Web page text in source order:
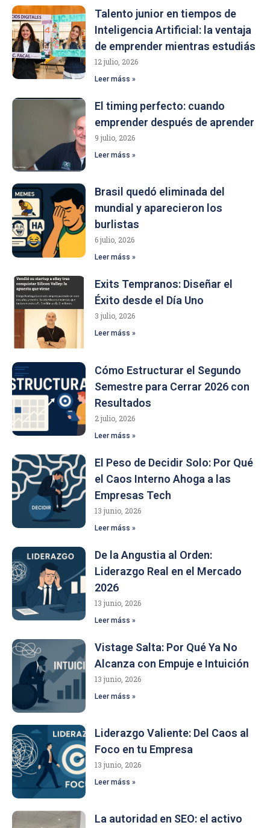
Talento junior en tiempos de
Inteligencia Artificial: la ventaja
de emprender mientras estudiás
12 julio, 2026
Leer máss »
El timing perfecto: cuando
emprender después de aprender
9 julio, 2026
Leer máss »
Brasil quedó eliminada del
mundial y aparecieron los
burlistas
6 julio, 2026
Leer máss »
Exits Tempranos: Diseñar el
Éxito desde el Día Uno
3 julio, 2026
Leer máss »
Cómo Estructurar el Segundo
Semestre para Cerrar 2026 con
Resultados
2 julio, 2026
Leer máss »
El Peso de Decidir Solo: Por Qué
el Caos Interno Ahoga a las
Empresas Tech
13 junio, 2026
Leer máss »
De la Angustia al Orden:
Liderazgo Real en el Mercado
2026
13 junio, 2026
Leer máss »
Vistage Salta: Por Qué Ya No
Alcanza con Empuje e Intuición
13 junio, 2026
Leer máss »
Liderazgo Valiente: Del Caos al
Foco en tu Empresa
13 junio, 2026
Leer máss »
La autoridad en SEO: el activo